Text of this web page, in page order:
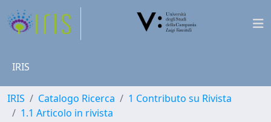
IRIS
IRIS Catalogo Ricerca
1 Contributo su Rivista
1.1 Articolo in rivista